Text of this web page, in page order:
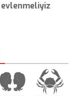
evlenmeliyiz